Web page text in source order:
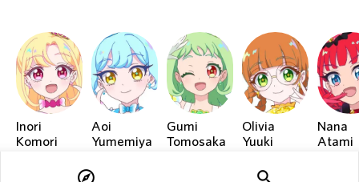
explore search
Inori
Komori
Aoi
Yumemiya
Gumi
Tomosaka
Olivia
Yuuki
Nana
Atami